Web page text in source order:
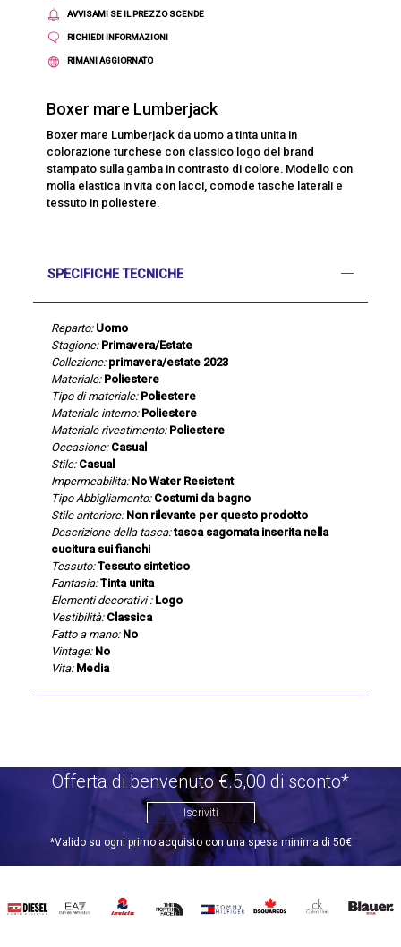
AVVISAMI SE IL PREZZO SCENDE
RICHIEDI INFORMAZIONI
RIMANI AGGIORNATO
Boxer mare Lumberjack
Boxer mare Lumberjack da uomo a tinta unita in
colorazione turchese con classico logo del brand
stampato sulla gamba in contrasto di colore. Modello con
molla elastica in vita con lacci, comode tasche laterali e
tessuto in poliestere.
SPECIFICHE TECNICHE
Reparto: Uomo
Stagione: Primavera/Estate
Collezione: primavera/estate 2023
Materiale: Poliestere
Tipo di materiale: Poliestere
Materiale interno: Poliestere
Materiale rivestimento: Poliestere
Occasione: Casual
Stile: Casual
Impermeabilita: No Water Resistent
Tipo Abbigliamento: Costumi da bagno
Stile anteriore: Non rilevante per questo prodotto
Descrizione della tasca: tasca sagomata inserita nella
cucitura sui fianchi
Tessuto: Tessuto sintetico
Fantasia: Tinta unita
Elementi decorativi : Logo
Vestibilità: Classica
Fatto a mano: No
Vintage: No
Vita: Media
Offerta di benvenuto €.5,00 di sconto*
Iscriviti
*Valido su ogni primo acquisto con una spesa minima di 50€
DIESEL EA7 INVICTATHE
TOMMY
DSQUARED2
CALVIN BLAUER